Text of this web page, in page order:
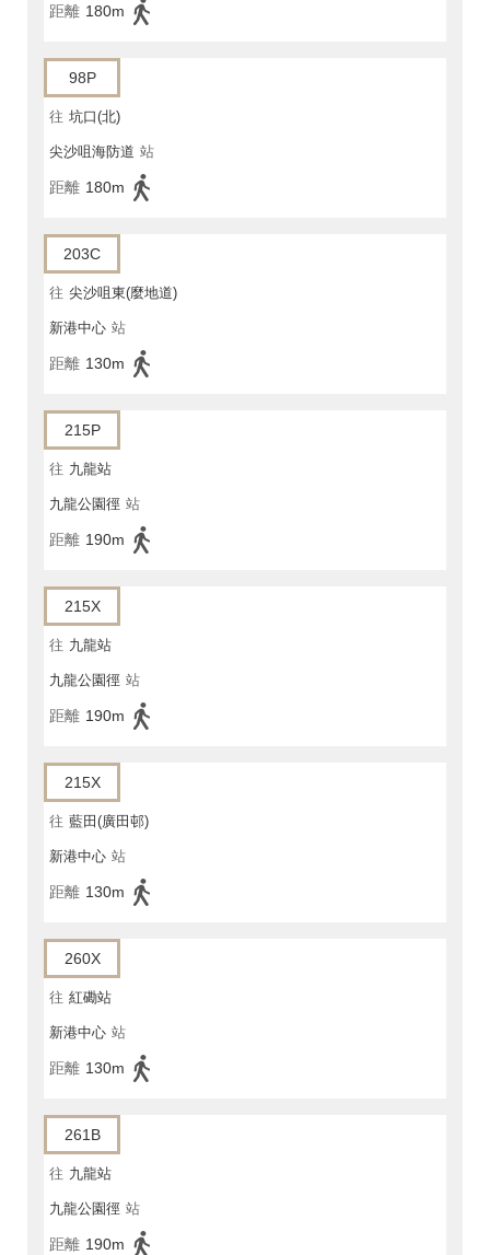
距離 180m
98P
往 坑口(北)
尖沙咀海防道 站
距離 180m
203C
往 尖沙咀東(麼地道)
新港中心 站
距離 130m
215P
往 九龍站
九龍公園徑 站
距離 190m
215X
往 九龍站
九龍公園徑 站
距離 190m
215X
往 藍田(廣田邨)
新港中心 站
距離 130m
260X
往 紅磡站
新港中心 站
距離 130m
261B
往 九龍站
九龍公園徑 站
距離 190m